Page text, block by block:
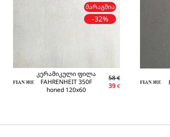
ᲛᲐᲠᲐᲒᲨᲘᲐ
-32%
კერამიკული ფილა
FAHRENHEIT 350F
honed 120x60
58€
39€